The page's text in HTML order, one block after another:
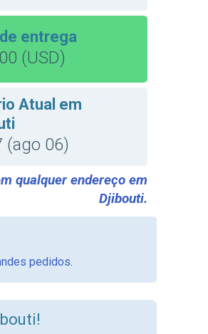
entrega
(USD)
Atual em
(ago 06)
qualquer endereço em
Djibouti.
pedidos.